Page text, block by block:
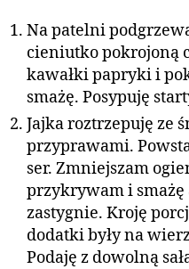
Na patelni
cieniutko pokrojoną
kawałki papryki i
smażę. Posypuję
Jajka roztrzepuję ze
przyprawami.
ser. Zmniejszam
przykrywam i smażę
zastygnie. Kroję
dodatki były na
Podaję z dowolną